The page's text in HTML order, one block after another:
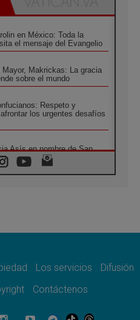
en México: Toda la
el mensaje del Evangelio
Makrickas: La gracia
sobre el mundo
Respeto y
los urgentes desafíos
Asís en nombre de San
de León
la guerra
masivo en Kyiv durante la
Los servicios
Difusión
Contáctenos